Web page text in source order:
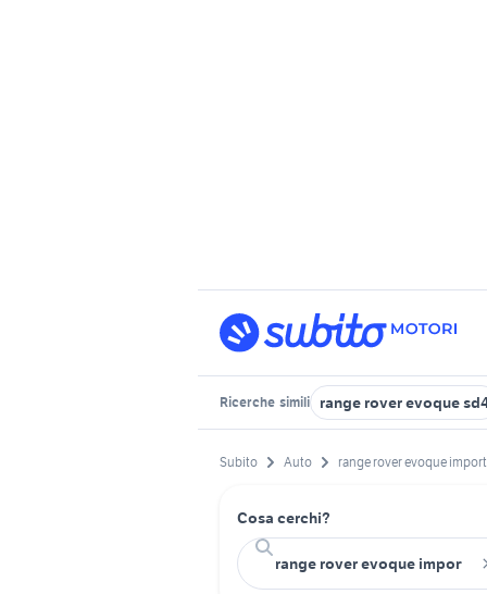
Ricerche simili range rover evoque
Subito Auto range rover evoque
Cosa cerchi?